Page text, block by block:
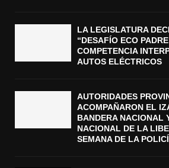
LA LEGISLATURA
“DESAFÍO ECO
COMPETENCIA
AUTOS ELÉCTRICOS
AUTORIDADES
ACOMPAÑARON EL
BANDERA NACIONAL
NACIONAL DE LA
SEMANA DE LA